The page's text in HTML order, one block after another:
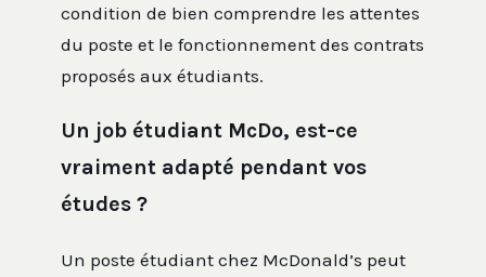
condition de bien comprendre les attentes
du poste et le fonctionnement des contrats
proposés aux étudiants.
Un job étudiant McDo, est-ce
vraiment adapté pendant vos
études ?
Un poste étudiant chez McDonald’s peut